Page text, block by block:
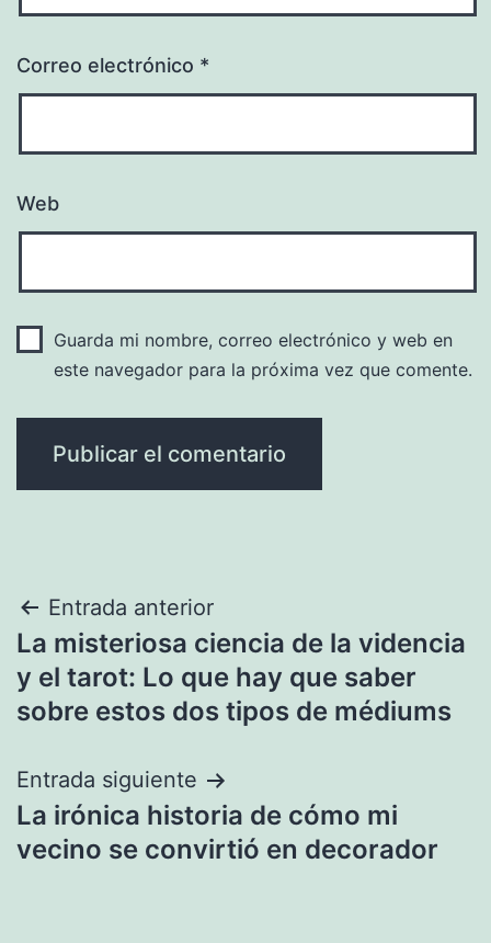
Correo electrónico *
Web
Guarda mi nombre, correo electrónico y web en
este navegador para la próxima vez que comente.
Navegación
de
entradas
Entrada anterior
La misteriosa ciencia de la videncia
y el tarot: Lo que hay que saber
sobre estos dos tipos de médiums
Entrada siguiente
La irónica historia de cómo mi
vecino se convirtió en decorador